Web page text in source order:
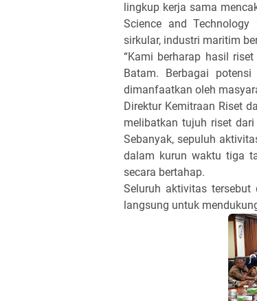
lingkup kerja sama
Science and
sirkular, industri maritim
“Kami berharap hasil
Batam. Berbagai
dimanfaatkan oleh
Direktur Kemitraan Riset
melibatkan tujuh riset
Sebanyak, sepuluh
dalam kurun waktu tiga
secara bertahap.
Seluruh aktivitas
langsung untuk